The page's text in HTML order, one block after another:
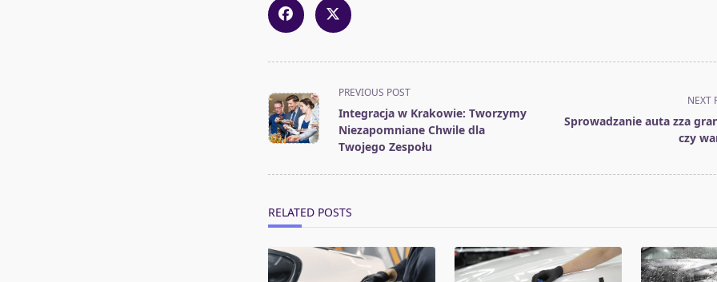
<span
class="nav-
subtitle
screen-
PREVIOUS POST
Integracja w Krakowie: Tworzymy
Niezapomniane Chwile dla
Twojego Zespołu
NEXT
Sprowadzanie auta zza
czy
RELATED POSTS